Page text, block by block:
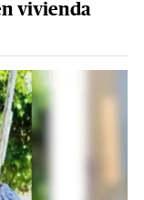
vivienda